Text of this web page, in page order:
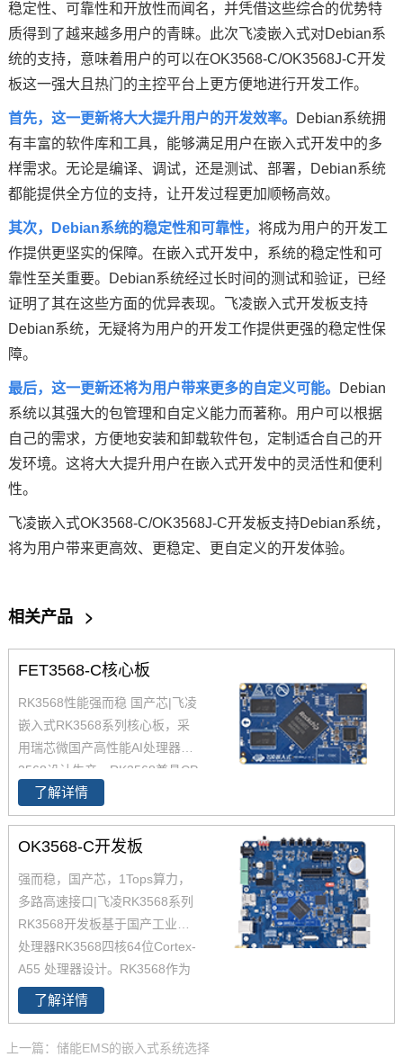
稳定性、可靠性和开放性而闻名，并凭借这些综合的优势特
质得到了越来越多用户的青睐。此次飞凌嵌入式对Debian系
统的支持，意味着用户的可以在OK3568-C/OK3568J-C开发
板这一强大且热门的主控平台上更方便地进行开发工作。
首先，这一更新将大大提升用户的开发效率。
Debian系统拥
有丰富的软件库和工具，能够满足用户在嵌入式开发中的多
样需求。无论是编译、调试，还是测试、部署，Debian系统
都能提供全方位的支持，让开发过程更加顺畅高效。
其次，Debian系统的稳定性和可靠性， 将成为用户的开发工
作提供更坚实的保障。在嵌入式开发中，系统的稳定性和可
靠性至关重要。Debian系统经过长时间的测试和验证，已经
证明了其在这些方面的优异表现。飞凌嵌入式开发板支持
Debian系统，无疑将为用户的开发工作提供更强的稳定性保
障。
最后，这一更新还将为用户带来更多的自定义可能。
Debian
系统以其强大的包管理和自定义能力而著称。用户可以根据
自己的需求，方便地安装和卸载软件包，定制适合自己的开
发环境。这将大大提升用户在嵌入式开发中的灵活性和便利
性。
飞凌嵌入式OK3568-C/OK3568J-C开发板支持Debian系统，
将为用户带来更高效、更稳定、更自定义的开发体验。
相关产品 >
FET3568-C核心板
RK3568性能强而稳 国产芯|飞凌
嵌入式RK3568系列核心板，采
用瑞芯微国产高性能AI处理器RK
3568设计生产，RK3568兼具CP
U、GPU、NPU、VPU于一身，
RK3568 性能、性价比在同类产
品中具有较高优势，RK3568处
SoC， 飞凌RK3568核心板主要
面向工业互联网、HMI、NVR存
储、车载中控、工业网关等领
域。目前RK3568系列已经批量
稳定出货
了解详情
OK3568-C开发板
强而稳，国产芯，1Tops算力，
多路高速接口|飞凌RK3568系列
RK3568开发板基于国产工业级AI
处理器RK3568四核64位Cortex-
A55 处理器设计。RK3568作为
国产化高性能处理器，瑞芯微RK
3568芯片是一款定位中高端的通
了解详情
上一篇：储能EMS的嵌入式系统选择